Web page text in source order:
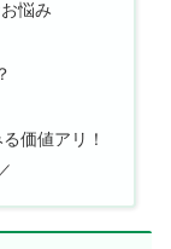
悩み
価値アリ！